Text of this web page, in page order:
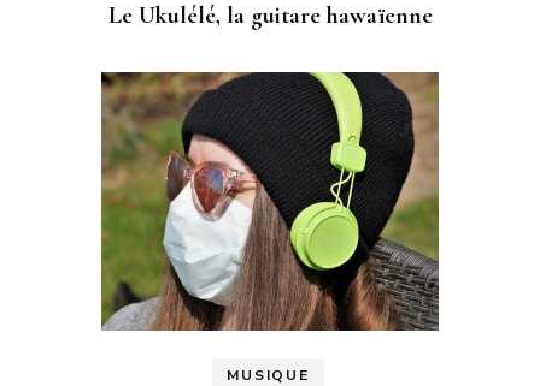
Le Ukulélé, la guitare hawaïenne
MUSIQUE